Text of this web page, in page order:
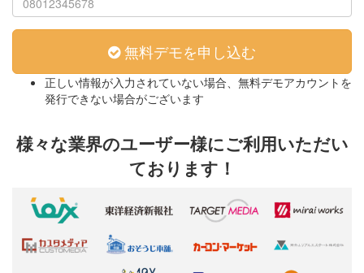
無料デモを申し込む
正しい情報が入力されていない場合、無料デモアカウントを
発行できない場合がございます
様々な業界のユーザー様にご利用いただい
ております！